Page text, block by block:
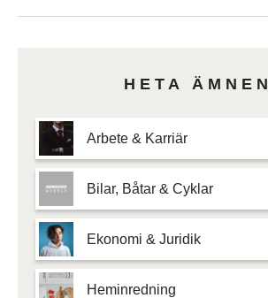
HETA ÄMNEN
Arbete & Karriär
Bilar, Båtar & Cyklar
Ekonomi & Juridik
Heminredning